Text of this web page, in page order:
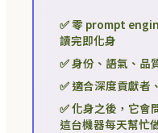
✅ 零 prompt
讀完即化身
✅ 身份、語氣、品
✅ 適合深度貢獻者
✅ 化身之後，它會
這台機器每天幫忙